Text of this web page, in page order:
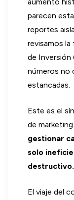
parecen
reportes
revisamos
de Inversión
números no
estancadas.
Este es el
de marketing
gestionar
solo
destructivo.
El viaje del